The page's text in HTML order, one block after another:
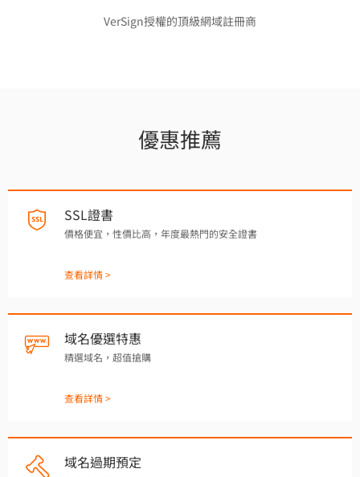
VerSign授權的頂級網域註冊商
優惠推薦
SSL證書
價格便宜，性價比高，年度最熱門的安全證書
查看詳情 >
域名優選特惠
精選域名，超值搶購
查看詳情 >
域名過期預定